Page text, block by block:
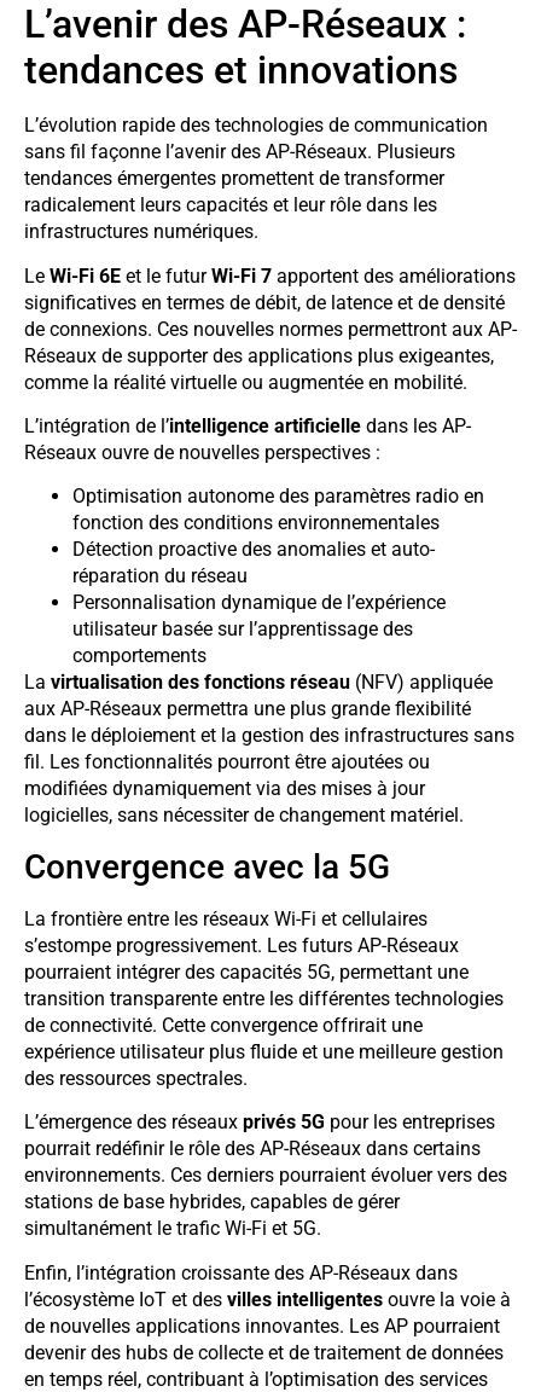
L’avenir des AP-Réseaux :
tendances et innovations
L’évolution rapide des technologies de communication
sans fil façonne l’avenir des AP-Réseaux. Plusieurs
tendances émergentes promettent de transformer
radicalement leurs capacités et leur rôle dans les
infrastructures numériques.
Le Wi-Fi 6E et le futurWi-Fi 7 apportent des améliorations
significatives en termes de débit, de latence et de densité
de connexions. Ces nouvelles normes permettront aux AP-
Réseaux de supporter des applications plus exigeantes,
comme la réalité virtuelle ou augmentée en mobilité.
L’intégration de l’intelligence artificielle dans les AP-
Réseaux ouvre de nouvelles perspectives :
Optimisation autonome des paramètres radio en
fonction des conditions environnementales
Détection proactive des anomalies et auto-
réparation du réseau
Personnalisation dynamique de l’expérience
utilisateur basée sur l’apprentissage des
comportements
La virtualisation des fonctions réseau (NFV) appliquée
aux AP-Réseaux permettra une plus grande flexibilité
dans le déploiement et la gestion des infrastructures sans
fil. Les fonctionnalités pourront être ajoutées ou
modifiées dynamiquement via des mises à jour
logicielles, sans nécessiter de changement matériel.
Convergence avec la 5G
La frontière entre les réseaux Wi-Fi et cellulaires
s’estompe progressivement. Les futurs AP-Réseaux
pourraient intégrer des capacités 5G, permettant une
transition transparente entre les différentes technologies
de connectivité. Cette convergence offrirait une
expérience utilisateur plus fluide et une meilleure gestion
des ressources spectrales.
L’émergence des réseaux privés 5G pour les entreprises
pourrait redéfinir le rôle des AP-Réseaux dans certains
environnements. Ces derniers pourraient évoluer vers des
stations de base hybrides, capables de gérer
simultanément le trafic Wi-Fi et 5G.
Enfin, l’intégration croissante des AP-Réseaux dans
l’écosystème IoT et des villes intelligentes ouvre la voie à
de nouvelles applications innovantes. Les AP pourraient
devenir des hubs de collecte et de traitement de données
en temps réel, contribuant à l’optimisation des services